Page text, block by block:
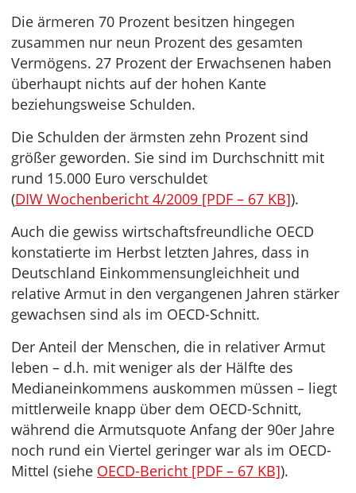
Die ärmeren 70 Prozent besitzen hingegen
zusammen nur neun Prozent des gesamten
Vermögens. 27 Prozent der Erwachsenen haben
überhaupt nichts auf der hohen Kante
beziehungsweise Schulden.
Die Schulden der ärmsten zehn Prozent sind
größer geworden. Sie sind im Durchschnitt mit
rund 15.000 Euro verschuldet
(DIW Wochenbericht 4/2009 [PDF – 67 KB]).
Auch die gewiss wirtschaftsfreundliche OECD
konstatierte im Herbst letzten Jahres, dass in
Deutschland Einkommensungleichheit und
relative Armut in den vergangenen Jahren stärker
gewachsen sind als im OECD-Schnitt.
Der Anteil der Menschen, die in relativer Armut
leben – d.h. mit weniger als der Hälfte des
Medianeinkommens auskommen müssen – liegt
mittlerweile knapp über dem OECD-Schnitt,
während die Armutsquote Anfang der 90er Jahre
noch rund ein Viertel geringer war als im OECD-
Mittel (siehe OECD-Bericht [PDF – 67 KB]).